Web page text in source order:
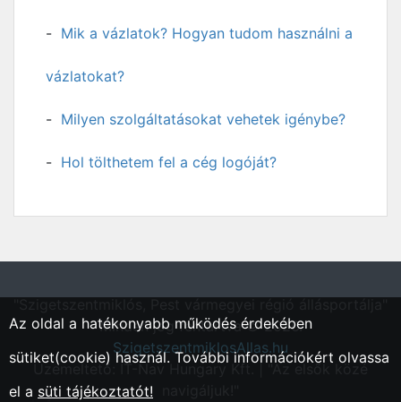
Mik a vázlatok? Hogyan tudom használni a
vázlatokat?
Milyen szolgáltatásokat vehetek igénybe?
Hol tölthetem fel a cég logóját?
Minden jog fentartva © 2026.
SzigetszentmiklosAllas.hu
Üzemeltető: IT-Nav Hungary Kft. | "Az elsők közé
Az oldal a hatékonyabb működés érdekében
sütiket(cookie) használ. További információkért olvassa
el a süti tájékoztatót!